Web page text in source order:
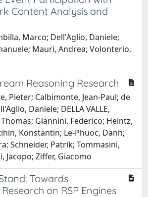
Content Analysis and
Marco; Dell'Aglio, Daniele;
Mauri, Andrea; Volonterio,
Reasoning Research
Pieter; Calbimonte, Jean-Paul; de
Daniele; DELLA VALLE,
Giannini, Federico; Heintz,
Konstantin; Le-Phuoc, Danh;
Schneider, Patrik; Tommasini,
Jacopo; Ziffer, Giacomo
Towards
on RSP Engines